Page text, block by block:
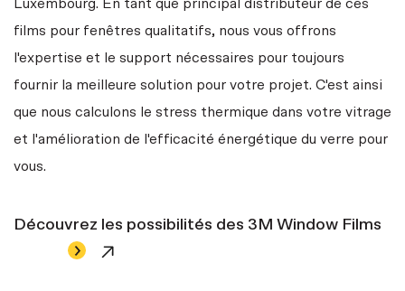
Luxembourg. En tant que principal distributeur de ces
films pour fenêtres qualitatifs, nous vous offrons
l'expertise et le support nécessaires pour toujours
fournir la meilleure solution pour votre projet. C'est ainsi
que nous calculons le stress thermique dans votre vitrage
et l'amélioration de l'efficacité énergétique du verre pour
vous.
Découvrez les possibilités des 3M Window Films